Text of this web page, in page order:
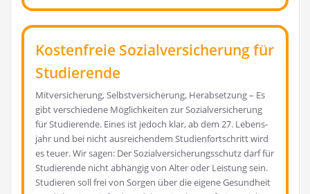
Kostenfreie Sozialversicherung für
Studierende
Mit­ver­si­che­rung, Selbst­ver­si­che­rung, Her­ab­set­zung – Es
gibt ver­schie­de­ne Mög­lich­kei­ten zur Sozi­al­ver­si­che­rung
für Stu­die­ren­de. Eines ist jedoch klar, ab dem 27. Lebens­
jahr und bei nicht aus­rei­chen­dem Stu­di­en­fort­schritt wird
es teu­er. Wir sagen: Der Sozi­al­ver­si­che­rungs­schutz darf für
Stu­die­ren­de nicht abhän­gig von Alter oder Leis­tung sein.
Stu­die­ren soll frei von Sor­gen über die eige­ne Gesund­heit